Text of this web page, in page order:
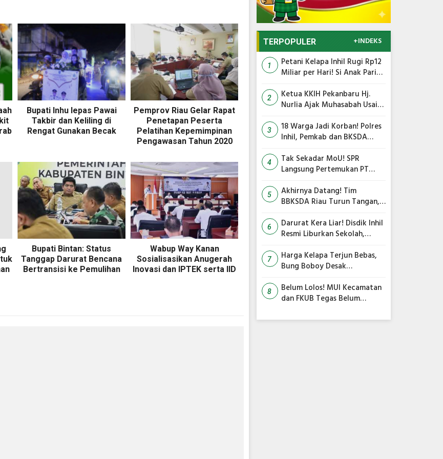
Bupati Inhu lepas Pawai
Takbir dan Keliling di
Rengat Gunakan Becak
Pemprov Riau Gelar Rapat
Penetapan Peserta
Pelatihan Kepemimpinan
Pengawasan Tahun 2020
Bupati Bintan: Status
Tanggap Darurat Bencana
Bertransisi ke Pemulihan
Wabup Way Kanan
Sosialisasikan Anugerah
Inovasi dan IPTEK serta IID
TERPOPULER +INDEKS
1
Petani Kelapa Inhil Rugi Rp12
Miliar per Hari! Si Anak Parit
Terus Anjlok
2
Ketua KKIH Pekanbaru Hj.
Nurlia Ajak Muhasabah Usai
Serangan Monyet di
Tembilahan
3
18 Warga Jadi Korban! Polres
Inhil, Pemkab dan BKSDA
Peneror Tembilahan
4
Tak Sekadar MoU! SPR
Langsung Pertemukan PT
dan Ibnu Sina Bahas Kerja
Sama Pengelolaan Limbah
5
Akhirnya Datang! Tim
BBKSDA Riau Turun Tangan,
Siap Diakhiri
6
Darurat Kera Liar! Disdik Inhil
Resmi Liburkan Sekolah,
7
Harga Kelapa Terjun Bebas,
Bung Boboy Desak
Selamatkan Petani!
8
Belum Lolos! MUI Kecamatan
dan FKUB Tegas Belum
Minhajus Sunnah Jadi Masjid